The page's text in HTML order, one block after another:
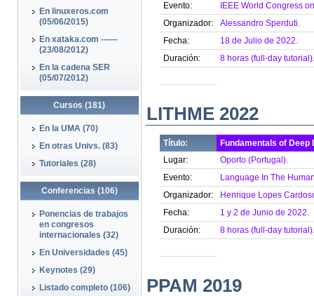
En linuxeros.com
(05/06/2015)
En xataka.com ------
(23/08/2012)
En la cadena SER
(05/07/2012)
Cursos (181)
En la UMA (70)
En otras Univs. (83)
Tutoriales (28)
Conferencias (106)
Ponencias de trabajos
en congresos
internacionales (32)
En Universidades (45)
Keynotes (29)
Listado completo (106)
Evento:
IEEE World Congress
Organizador:
Alessandro Sperduti.
Fecha:
18 de Julio de 2022.
Duración:
8 horas (full-day tutorial).
LITHME 2022
Título:
Fundamentals of Deep
Lugar:
Oporto (Portugal).
Evento:
Language In The
Organizador:
Henrique Lopes
Fecha:
1 y 2 de Junio de 2022.
Duración:
8 horas (full-day tutorial).
PPAM 2019